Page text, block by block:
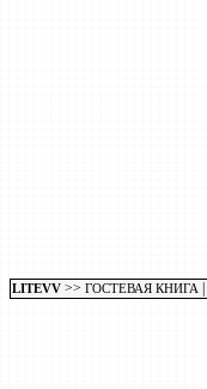
LITEVV >> ГОСТЕВАЯ КНИГА